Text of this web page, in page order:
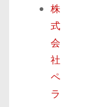
株
式
会
社
ペ
ラ